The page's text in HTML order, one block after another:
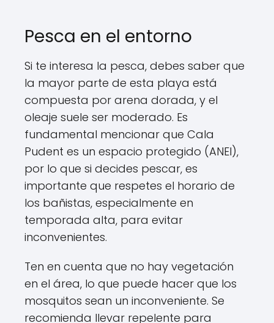
Pesca en el entorno
Si te interesa la pesca, debes saber que
la mayor parte de esta playa está
compuesta por arena dorada, y el
oleaje suele ser moderado. Es
fundamental mencionar que Cala
Pudent es un espacio protegido (ANEI),
por lo que si decides pescar, es
importante que respetes el horario de
los bañistas, especialmente en
temporada alta, para evitar
inconvenientes.
Ten en cuenta que no hay vegetación
en el área, lo que puede hacer que los
mosquitos sean un inconveniente. Se
recomienda llevar repelente para